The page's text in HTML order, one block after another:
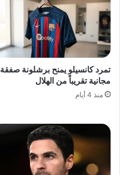
تمرد كانسيلو يمنح برشلونة صفقة
مجانية تقريباً من الهلال
منذ 4 أيام